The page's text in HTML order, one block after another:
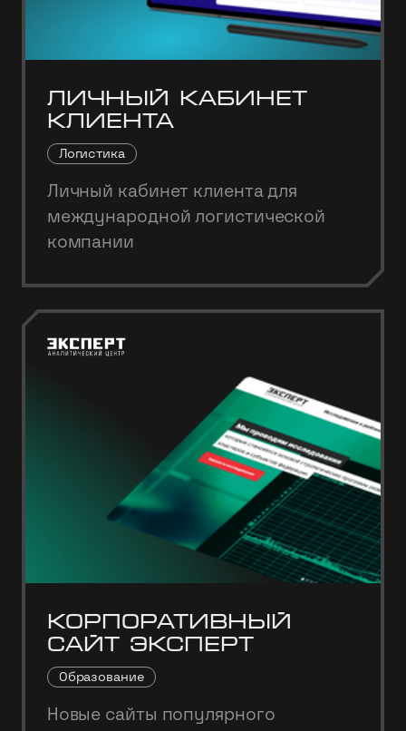
Личный кабинет
клиента
Логистика
Личный кабинет клиента для
международной логистической
компании
Корпоративный
сайт Эксперт
Образование
Новые сайты популярного